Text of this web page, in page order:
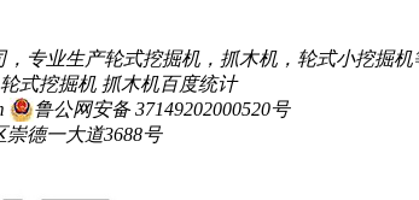
专业生产轮式挖掘机，抓木机，轮式小挖掘机
式挖掘机 抓木机百度统计
鲁公网安备 37149202000520号
德一大道3688号